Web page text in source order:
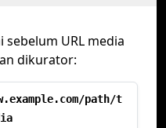
URL media
dikurator:
path/t